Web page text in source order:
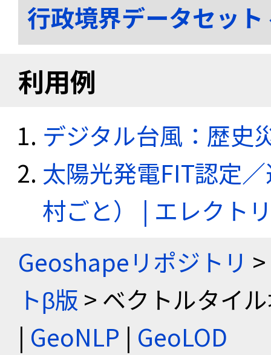
行政境界データセッ
利用例
デジタル台風：歴史
太陽光発電FIT認定
村ごと） | エレクト
Geoshapeリポジトリ >
トβ版 > ベクトルタイ
| GeoNLP | GeoLOD